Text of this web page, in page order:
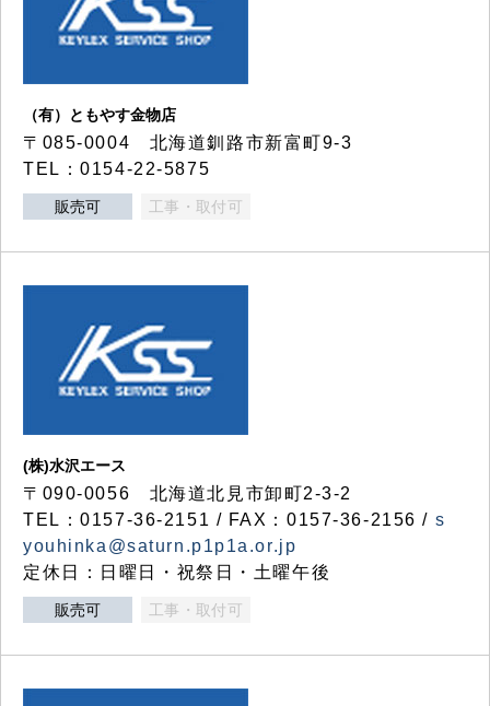
（有）ともやす金物店
〒085-0004 北海道釧路市新富町9-3
TEL：0154-22-5875
販売可 工事・取付可
(株)水沢エース
〒090-0056 北海道北見市卸町2-3-2
TEL：0157-36-2151 / FAX：0157-36-2156 / s
youhinka@saturn.p1p1a.or.jp
定休日：日曜日・祝祭日・土曜午後
販売可 工事・取付可